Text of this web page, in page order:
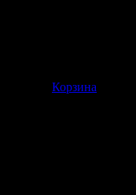
Корзина